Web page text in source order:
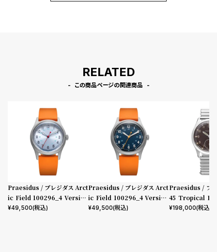
RELATED
この商品ページの関連商品
Praesidus / プレジダス Arct
ic Field 100296_4 Version
A
¥49,500(税込)
Praesidus / プレジダス Arct
ic Field 100296_4 Version
C
¥49,500(税込)
Praesidus / プ
45 Tropical
Bracelet
¥198,000(税込)